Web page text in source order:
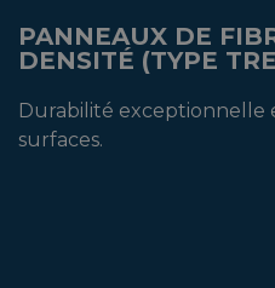
PANNEAUX DE
DENSITÉ (TYPE
Durabilité exceptionnelle
surfaces.